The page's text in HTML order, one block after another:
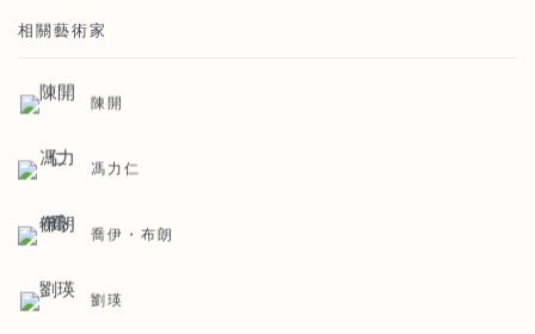
相關藝術家
陳開
馮力仁
喬伊・布朗
劉瑛